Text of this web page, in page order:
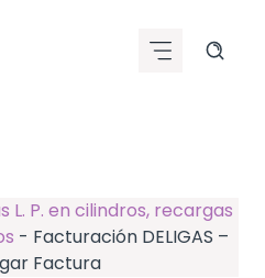
L. P. en cilindros, recargas
- Facturación DELIGAS –
Factura